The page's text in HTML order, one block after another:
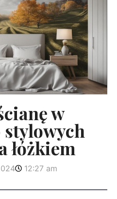
w
łóżkiem
12:27 am